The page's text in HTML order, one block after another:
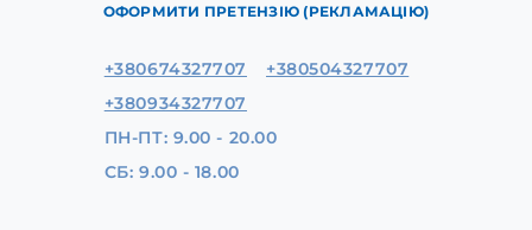
ОФОРМИТИ ПРЕТЕНЗІЮ (РЕКЛАМАЦІЮ)
+380674327707
+380504327707
+380934327707
ПН-ПТ: 9.00 - 20.00
СБ: 9.00 - 18.00